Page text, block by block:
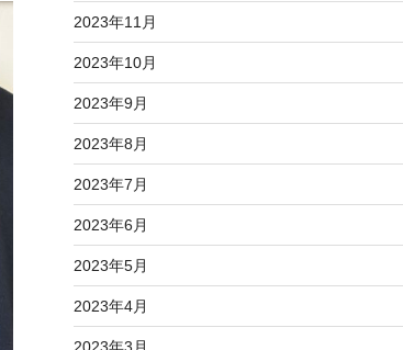
2023年11月
2023年10月
2023年9月
2023年8月
2023年7月
2023年6月
2023年5月
2023年4月